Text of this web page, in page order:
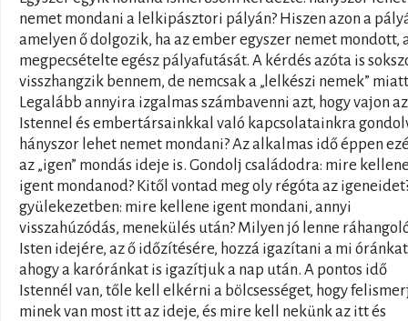
nemet mondani a lelkipásztori pályán? Hiszen azon a
amelyen ő dolgozik, ha az ember egyszer nemet mondott,
megpecsételte egész pályafutását. A kérdés azóta is
visszhangzik bennem, de nemcsak a „lelkészi nemek”
Legalább annyira izgalmas számbavenni azt, hogy vajon az
Istennel és embertársainkkal való kapcsolatainkra
hányszor lehet nemet mondani? Az alkalmas idő éppen
az „igen” mondás ideje is. Gondolj családodra: mire
igent mondanod? Kitől vontad meg oly régóta az
gyülekezetben: mire kellene igent mondani, annyi
visszahúzódás, menekülés után? Milyen jó lenne
Isten idejére, az ő időzítésére, hozzá igazítani a mi
ahogy a karóránkat is igazítjuk a nap után. A pontos idő
Istennél van, tőle kell elkérni a bölcsességet, hogy
minek van most itt az ideje, és mire kell nekünk az itt és